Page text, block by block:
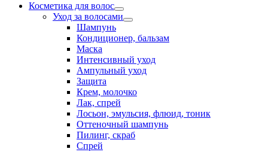
Косметика для волос
Уход за волосами
Шампунь
Кондиционер, бальзам
Маска
Интенсивный уход
Ампульный уход
Защита
Крем, молочко
Лак, спрей
Лосьон, эмульсия, флюид, тоник
Оттеночный шампунь
Пилинг, скраб
Спрей